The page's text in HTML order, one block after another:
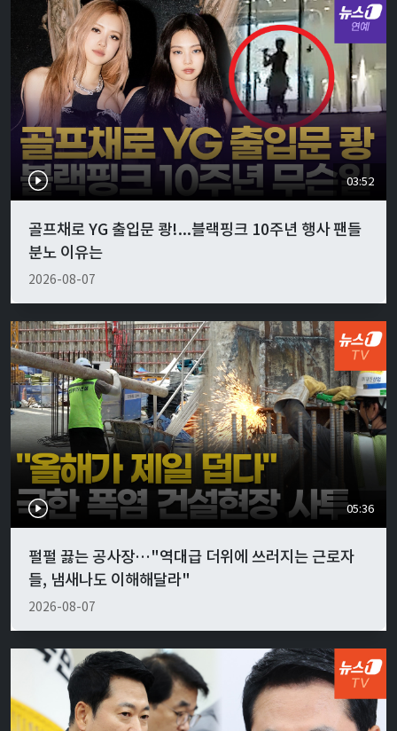
03:52
골프채로 YG 출입문 쾅!...블랙핑크 10주년 행사 팬들
분노 이유는
2026-08-07
05:36
펄펄 끓는 공사장…"역대급 더위에 쓰러지는 근로자
들, 냄새나도 이해해달라"
2026-08-07